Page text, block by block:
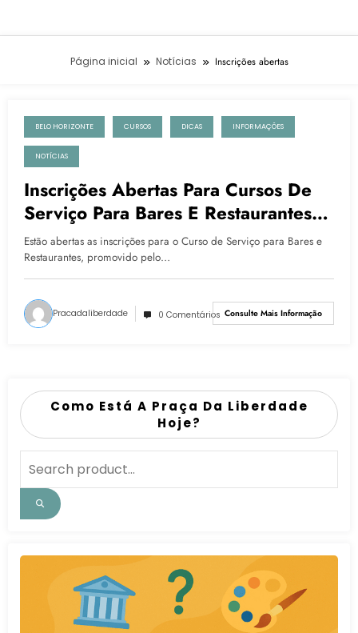
Página inicial Notícias Inscrições abertas
11 de novembro de 2022
BELO HORIZONTE CURSOS DICAS INFORMAÇÕES
NOTÍCIAS
Inscrições Abertas Para Cursos De
Serviço Para Bares E Restaurantes
Em BH
Estão abertas as inscrições para o Curso de Serviço para Bares e
Restaurantes, promovido pelo…
Pracadaliberdade 0 Comentários Consulte Mais Informação
Como Está A Praça Da Liberdade
Hoje?